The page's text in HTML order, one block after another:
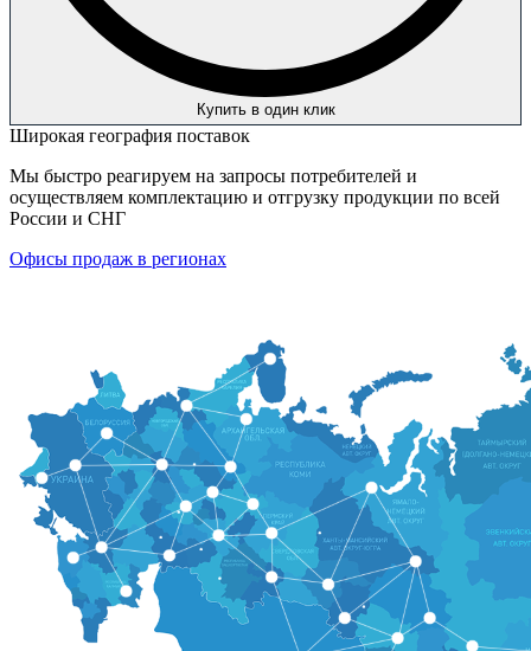
Купить в один клик
Широкая география поставок
Мы быстро реагируем на запросы потребителей и
осуществляем комплектацию и отгрузку продукции по всей
России и СНГ
Офисы продаж в регионах